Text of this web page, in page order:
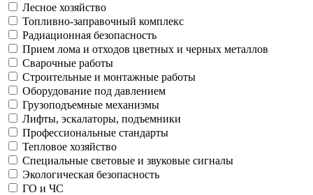
Лесное хозяйство
Топливно-заправочный комплекс
Радиационная безопасность
Прием лома и отходов цветных и черных металлов
Сварочные работы
Строительные и монтажные работы
Оборудование под давлением
Грузоподъемные механизмы
Лифты, эскалаторы, подъемники
Профессиональные стандарты
Тепловое хозяйство
Специальные световые и звуковые сигналы
Экологическая безопасность
ГО и ЧС